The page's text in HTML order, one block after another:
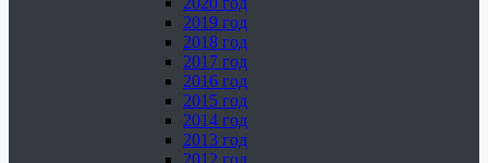
2019 год
2018 год
2017 год
2016 год
2015 год
2014 год
2013 год
2012 год